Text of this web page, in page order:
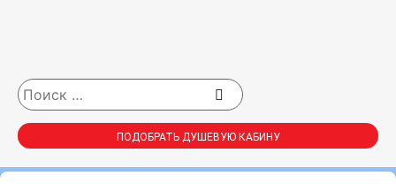
ПОДОБРАТЬ ДУШЕВУЮ КАБИНУ